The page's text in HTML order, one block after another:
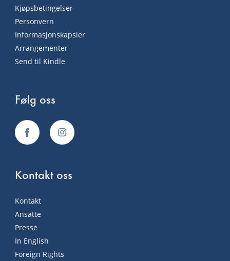
Kjøpsbetingelser
Personvern
Informasjonskapsler
Arrangementer
Send til Kindle
Følg oss
Kontakt oss
Kontakt
Ansatte
Presse
In English
Foreign Rights